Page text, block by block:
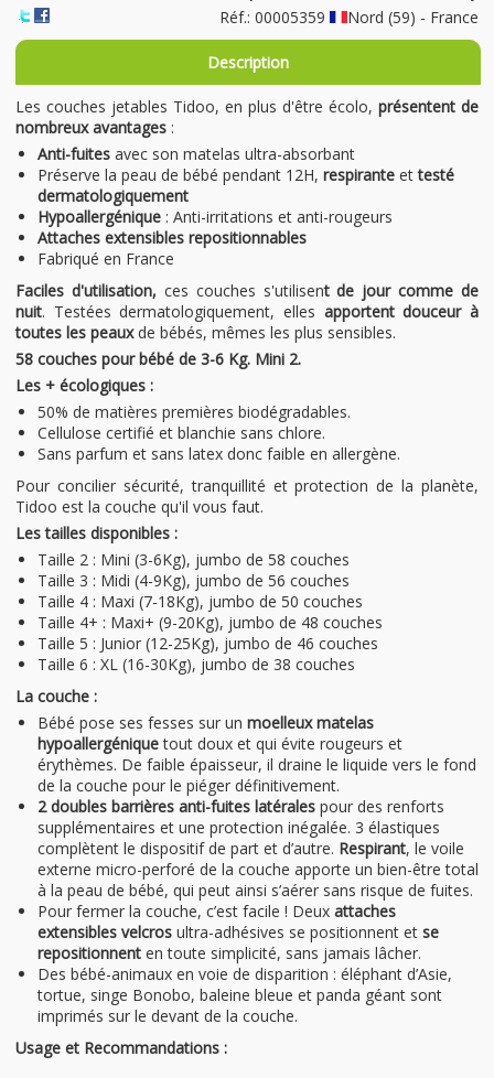
Réf.: 00005359
Nord (59) - France
Description
Les couches jetables Tidoo, en plus d'être écolo, présentent de
nombreux avantages :
Anti-fuites avec son matelas ultra-absorbant
Préserve la peau de bébé pendant 12H, respirante ettesté
dermatologiquement
Hypoallergénique : Anti-irritations et anti-rougeurs
Attaches extensibles repositionnables
Fabriqué en France
Faciles d'utilisation, ces couches s'utilisent de jour comme de
nuit. Testées dermatologiquement, elles apportent douceur à
toutes les peauxde bébés, mêmes les plus sensibles.
58 couches pour bébé de 3-6 Kg. Mini 2.
Les + écologiques :
50% de matières premières biodégradables.
Cellulose certifié et blanchie sans chlore.
Sans parfum et sans latex donc faible en allergène.
Pour concilier sécurité, tranquillité et protection de la planète,
Tidoo est la couche qu'il vous faut.
Les tailles disponibles :
Taille 2 : Mini (3-6Kg), jumbo de 58 couches
Taille 3 : Midi (4-9Kg), jumbo de 56 couches
Taille 4 : Maxi (7-18Kg), jumbo de 50 couches
Taille 4+ : Maxi+ (9-20Kg), jumbo de 48 couches
Taille 5 : Junior (12-25Kg), jumbo de 46 couches
Taille 6 : XL (16-30Kg), jumbo de 38 couches
La couche :
Bébé pose ses fesses sur un moelleux matelas
hypoallergéniquetout doux et qui évite rougeurs et
érythèmes. De faible épaisseur, il draine le liquide vers le fond
de la couche pour le piéger définitivement.
2 doubles barrières anti-fuites latérales pour des renforts
supplémentaires et une protection inégalée. 3 élastiques
complètent le dispositif de part et d’autre. Respirant, le voile
externe micro-perforé de la couche apporte un bien-être total
à la peau de bébé, qui peut ainsi s’aérer sans risque de fuites.
Pour fermer la couche, c’est facile ! Deux attaches
extensibles velcros ultra-adhésives se positionnent et se
repositionnent en toute simplicité, sans jamais lâcher.
Des bébé-animaux en voie de disparition : éléphant d’Asie,
tortue, singe Bonobo, baleine bleue et panda géant sont
imprimés sur le devant de la couche.
Usage et Recommandations :